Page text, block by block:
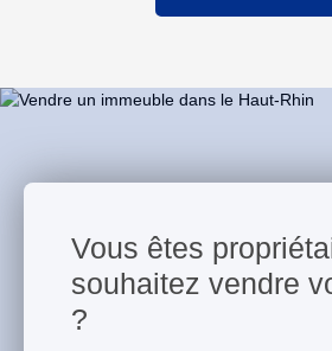
Vous êtes
souhaitez vendre
?